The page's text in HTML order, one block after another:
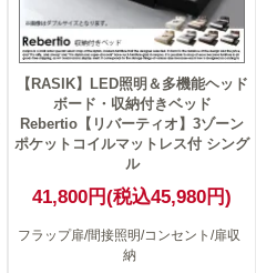
【RASIK】LED照明＆多機能ヘッド
ボード・収納付きベッド
Rebertio【リバーティオ】3ゾーン
ポケットコイルマットレス付 シング
ル
41,800円(税込45,980円)
フラップ扉/間接照明/コンセント/扉収
納